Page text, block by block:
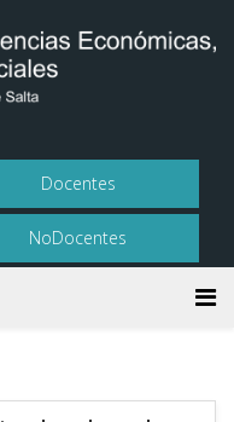
Docentes
NoDocentes